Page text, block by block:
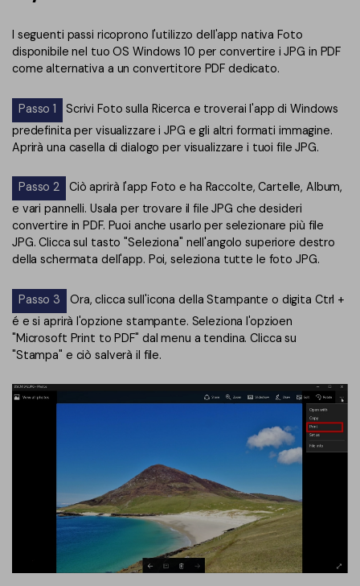
I seguenti passi ricoprono l'utilizzo dell'app nativa Foto
disponibile nel tuo OS Windows 10 per convertire i JPG in PDF
come alternativa a un convertitore PDF dedicato.
Passo 1
Scrivi Foto sulla Ricerca e troverai l'app di Windows
predefinita per visualizzare i JPG e gli altri formati immagine.
Aprirà una casella di dialogo per visualizzare i tuoi file JPG.
Passo 2
Ciò aprirà l'app Foto e ha Raccolte, Cartelle, Album,
e vari pannelli. Usala per trovare il file JPG che desideri
convertire in PDF. Puoi anche usarlo per selezionare più file
JPG. Clicca sul tasto "Seleziona" nell'angolo superiore destro
della schermata dell'app. Poi, seleziona tutte le foto JPG.
Passo 3
Ora, clicca sull'icona della Stampante o digita Ctrl +
é e si aprirà l'opzione stampante. Seleziona l'opzioen
"Microsoft Print to PDF" dal menu a tendina. Clicca su
"Stampa" e ciò salverà il file.